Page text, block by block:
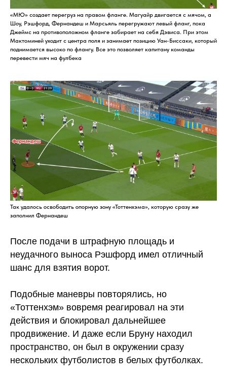
«МЮ» создает перегруз на правом фланге. Магуайр двигается с мячом, а
Шоу, Рэшфорд, Фернандеш и Марсьяль перегружают левый фланг, пока
Джеймс на противоположном фланге забирает на себя Дэвиса. При этом
Мактоминей уходит с центра поля и занимает позицию Уан-Биссаки, который
поднимается высоко по флангу. Все это позволяет капитану команды
перевести мяч на фулбека
Так удалось освободить опорную зону «Тоттенхэма», которую сразу же
заполнил Фернандеш
После подачи в штрафную площадь и
неудачного выноса Рэшфорд имел отличный
шанс для взятия ворот.
Подобные маневры повторялись, но
«Тоттенхэм» вовремя реагировал на эти
действия и блокировал дальнейшее
продвижение. И даже если Бруну находил
пространство, он был в окружении сразу
нескольких футболистов в белых футболках.